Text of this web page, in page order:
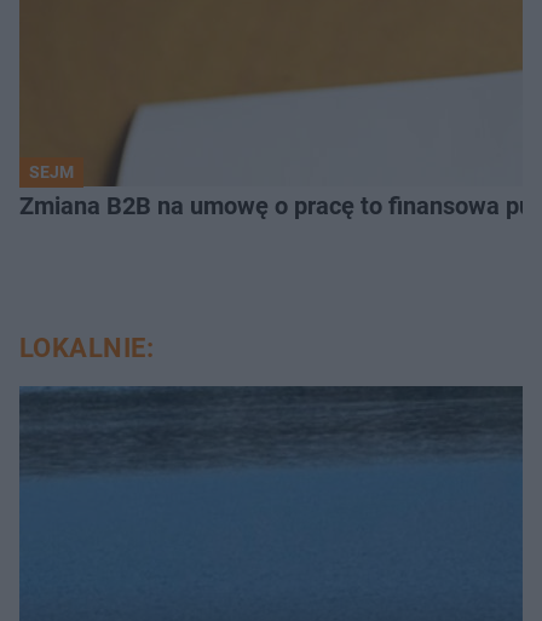
SEJM
Zmiana B2B na umowę o pracę to finansowa
LOKALNIE: